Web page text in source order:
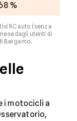
%
RC auto (senza
dagli utenti di
Bergamo.
i motocicli a